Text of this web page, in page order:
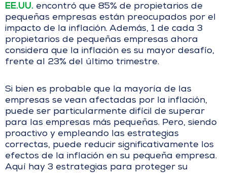
EE.UU. encontró que 85% de propietarios de
pequeñas empresas están preocupados por el
impacto de la inflación. Además, 1 de cada 3
propietarios de pequeñas empresas ahora
considera que la inflación es su mayor desafío,
frente al 23% del último trimestre.
Si bien es probable que la mayoría de las
empresas se vean afectadas por la inflación,
puede ser particularmente difícil de superar
para las empresas más pequeñas. Pero, siendo
proactivo y empleando las estrategias
correctas, puede reducir significativamente los
efectos de la inflación en su pequeña empresa.
Aquí hay 3 estrategias para proteger su